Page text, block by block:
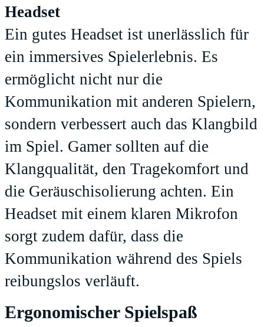
Headset
Ein gutes Headset ist unerlässlich für
ein immersives Spielerlebnis. Es
ermöglicht nicht nur die
Kommunikation mit anderen Spielern,
sondern verbessert auch das Klangbild
im Spiel. Gamer sollten auf die
Klangqualität, den Tragekomfort und
die Geräuschisolierung achten. Ein
Headset mit einem klaren Mikrofon
sorgt zudem dafür, dass die
Kommunikation während des Spiels
reibungslos verläuft.
Ergonomischer Spielspaß